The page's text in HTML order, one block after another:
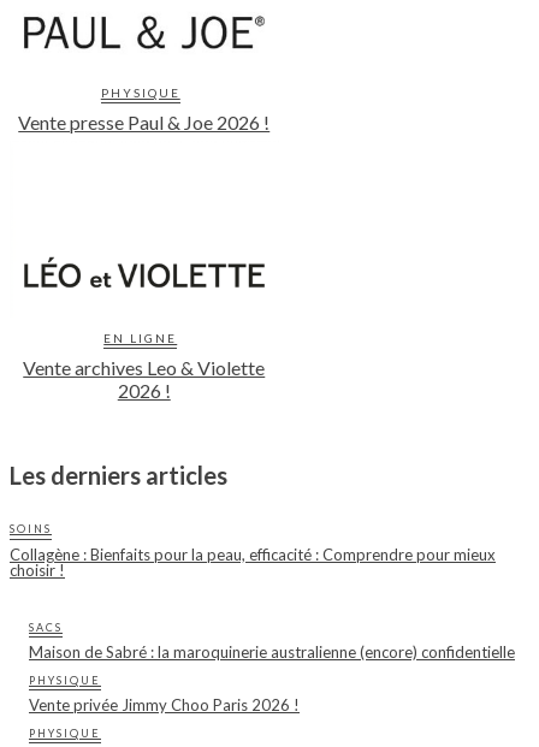
PHYSIQUE
Vente presse Paul & Joe 2026 !
EN LIGNE
Vente archives Leo & Violette
2026 !
Les derniers articles
SOINS
Collagène : Bienfaits pour la peau, efficacité : Comprendre pour mieux
choisir !
SACS
Maison de Sabré : la maroquinerie australienne (encore) confidentielle
PHYSIQUE
Vente privée Jimmy Choo Paris 2026 !
PHYSIQUE